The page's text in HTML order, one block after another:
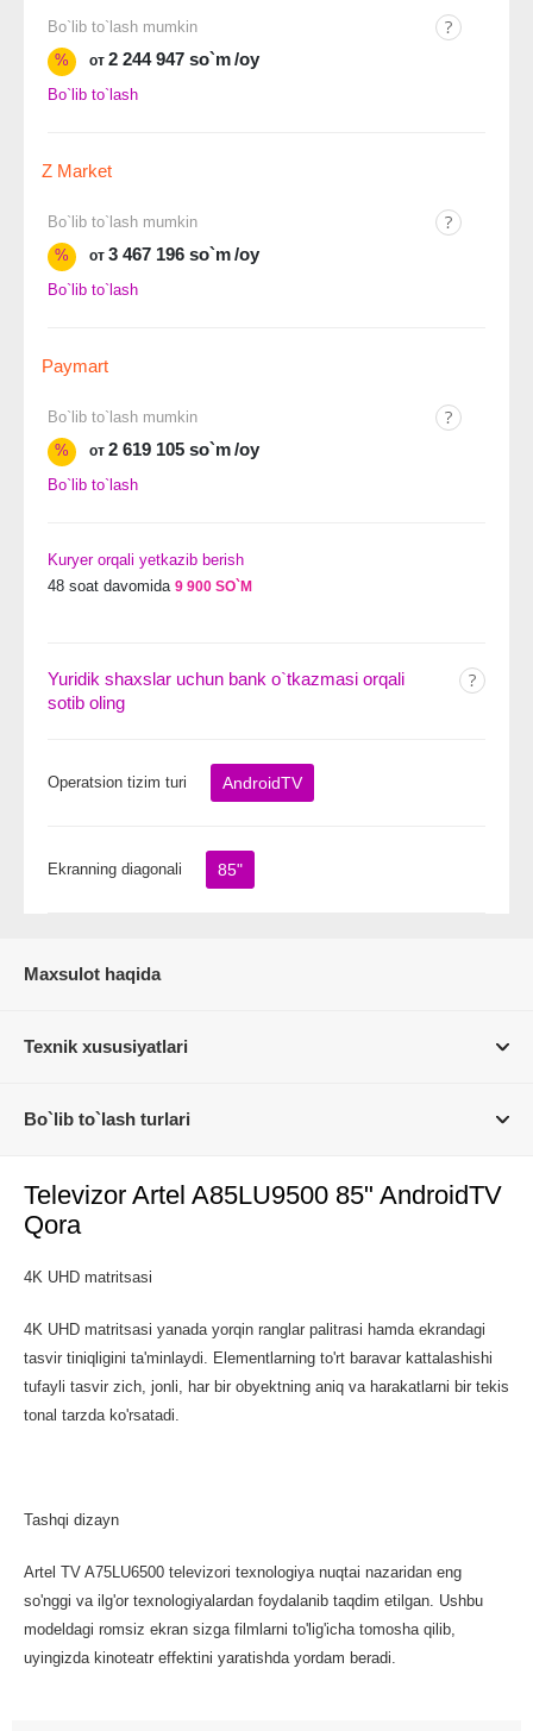
Bo`lib to`lash mumkin
%
от 2 244 947 so`m/oy
Bo`lib to`lash
Z Market
Bo`lib to`lash mumkin
%
от 3 467 196 so`m/oy
Bo`lib to`lash
Paymart
Bo`lib to`lash mumkin
%
от 2 619 105 so`m/oy
Bo`lib to`lash
Kuryer orqali yetkazib berish
48 soat davomida 9 900 SO`M
Yuridik shaxslar uchun bank o`tkazmasi orqali
sotib oling
Operatsion tizim turi AndroidTV
Ekranning diagonali 85"
Maxsulot haqida
Texnik xususiyatlari
Bo`lib to`lash turlari
Televizor Artel A85LU9500 85" AndroidTV
Qora
4K UHD matritsasi
4K UHD matritsasi yanada yorqin ranglar palitrasi hamda ekrandagi
tasvir tiniqligini ta'minlaydi. Elementlarning to'rt baravar kattalashishi
tufayli tasvir zich, jonli, har bir obyektning aniq va harakatlarni bir tekis
tonal tarzda ko'rsatadi.
Tashqi dizayn
Artel TV A75LU6500 televizori texnologiya nuqtai nazaridan eng
so'nggi va ilg'or texnologiyalardan foydalanib taqdim etilgan. Ushbu
modeldagi romsiz ekran sizga filmlarni to'lig'icha tomosha qilib,
uyingizda kinoteatr effektini yaratishda yordam beradi.